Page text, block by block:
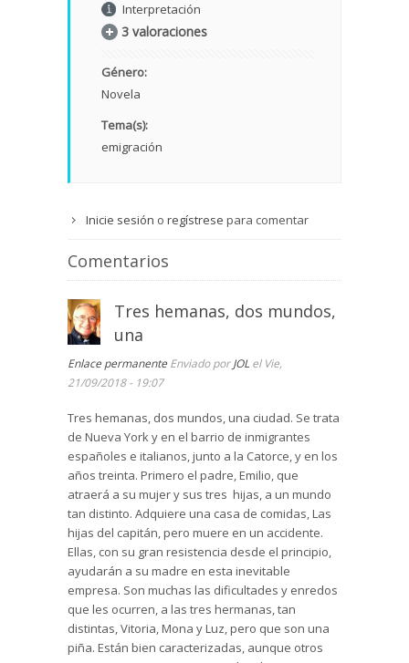
Interpretación
3 valoraciones
Género:
Novela
Tema(s):
emigración
Inicie sesión o regístrese para comentar
Comentarios
Tres hemanas, dos mundos,
una
Enlace permanente Enviado porJOL el Vie,
21/09/2018 - 19:07
Tres hemanas, dos mundos, una ciudad. Se trata
de Nueva York y en el barrio de inmigrantes
españoles e italianos, junto a la Catorce, y en los
años treinta. Primero el padre, Emilio, que
atraerá a su mujer y sus tres hijas, a un mundo
tan distinto. Adquiere una casa de comidas, Las
hijas del capitán, pero muere en un accidente.
Ellas, con su gran resistencia desde el principio,
ayudarán a su madre en esta inevitable
empresa. Son muchas las dificultades y enredos
que les ocurren, a las tres hermanas, tan
distintas, Vitoria, Mona y Luz, pero que son una
piña. Están bien caracterizadas, aunque otros